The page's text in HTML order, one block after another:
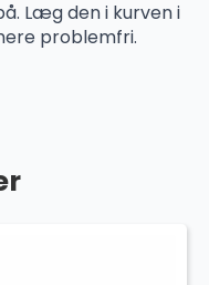
Læg den i kurven i
problemfri.